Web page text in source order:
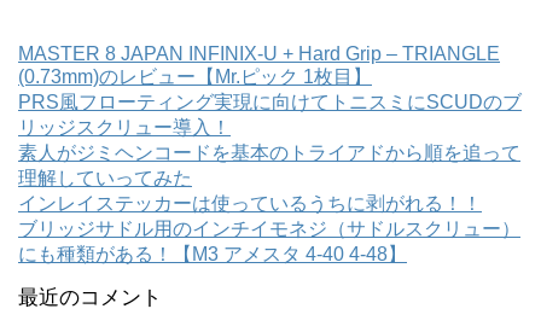
MASTER 8 JAPAN INFINIX-U + Hard Grip – TRIANGLE
(0.73mm)のレビュー【Mr.ピック 1枚目】
PRS風フローティング実現に向けてトニスミにSCUDのブ
リッジスクリュー導入！
素人がジミヘンコードを基本のトライアドから順を追って
理解していってみた
インレイステッカーは使っているうちに剥がれる！！
ブリッジサドル用のインチイモネジ（サドルスクリュー）
にも種類がある！【M3 アメスタ 4-40 4-48】
最近のコメント